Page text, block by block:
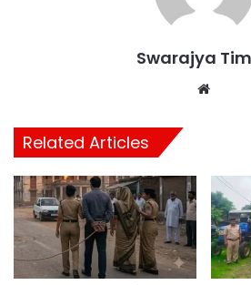
Swarajya
Related Articles